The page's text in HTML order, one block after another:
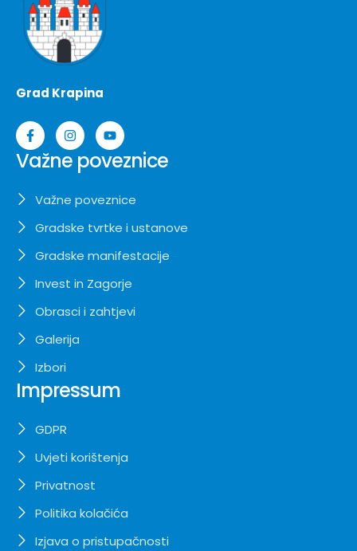
Grad Krapina
Važne poveznice
Važne poveznice
Gradske tvrtke i ustanove
Gradske manifestacije
Invest in Zagorje
Obrasci i zahtjevi
Galerija
Izbori
Impressum
GDPR
Uvjeti korištenja
Privatnost
Politika kolačića
Izjava o pristupačnosti